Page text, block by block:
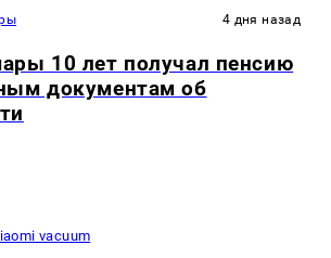
4 дня назад
10 лет получал пенсию
документам об
vacuum